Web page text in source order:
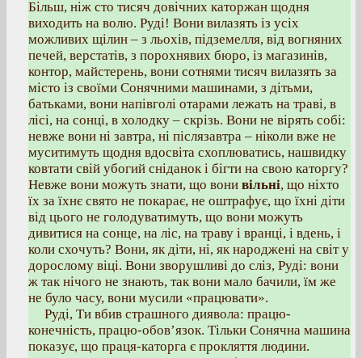
Більш, ніж сто тисяч довічних каторжан щодня
виходить на волю. Руді! Вони вилазять із усіх
можливих щілин – з льохів, підземелля, від вогняних
печей, верстатів, з порохнявих бюро, із магазинів,
контор, майстерень, вони сотнями тисяч вилазять за
місто із своїми Сонячними машинами, з дітьми,
батьками, вони напівголі отарами лежать на траві, в
лісі, на сонці, в холодку – скрізь. Вони не вірять собі:
невже вони ні завтра, ні післязавтра – ніколи вже не
муситимуть щодня вдосвіта схоплюватись, нашвидку
ковтати свій убогий сніданок і бігти на свою каторгу?
Невже вони можуть знати, що вони вільні, що ніхто
їх за їхнє свято не покарає, не оштрафує, що їхні діти
від цього не голодуватимуть, що вони можуть
дивитися на сонце, на ліс, на траву і вранці, і вдень, і
коли схочуть? Вони, як діти, ні, як народжені на світ у
дорослому віці. Вони зворушливі до сліз, Руді: вони
ж так нічого не знають, так вони мало бачили, їм же
не було часу, вони мусили «працювати».
Руді, Ти вбив страшного диявола: працю-
конечність, працю-обов’язок. Тільки Сонячна машина
показує, що праця-каторга є прокляття людини.